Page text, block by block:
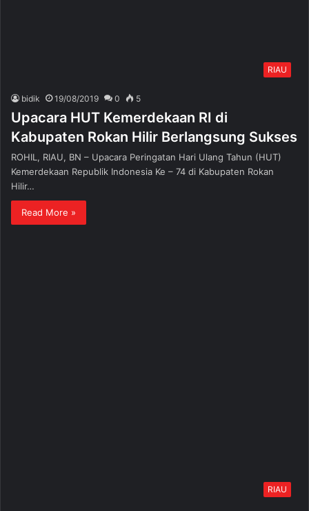
RIAU
bidik 19/08/2019 0 5
Upacara HUT Kemerdekaan RI di
Kabupaten Rokan Hilir Berlangsung Sukses
ROHIL, RIAU, BN – Upacara Peringatan Hari Ulang Tahun (HUT)
Kemerdekaan Republik Indonesia Ke – 74 di Kabupaten Rokan
Hilir…
Read More »
RIAU